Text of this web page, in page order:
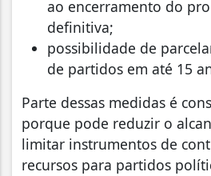
ao encerramento do
definitiva;
possibilidade de
de partidos em até 15
Parte dessas medidas é
porque pode reduzir o
limitar instrumentos de
recursos para partidos